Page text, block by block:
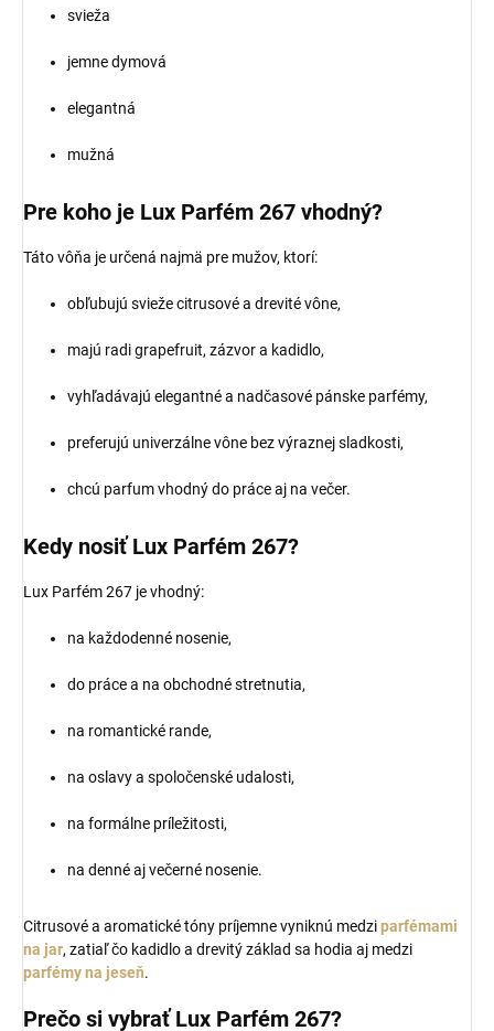
svieža
jemne dymová
elegantná
mužná
Pre koho je Lux Parfém 267 vhodný?
Táto vôňa je určená najmä pre mužov, ktorí:
obľubujú svieže citrusové a drevité vône,
majú radi grapefruit, zázvor a kadidlo,
vyhľadávajú elegantné a nadčasové pánske parfémy,
preferujú univerzálne vône bez výraznej sladkosti,
chcú parfum vhodný do práce aj na večer.
Kedy nosiť Lux Parfém 267?
Lux Parfém 267 je vhodný:
na každodenné nosenie,
do práce a na obchodné stretnutia,
na romantické rande,
na oslavy a spoločenské udalosti,
na formálne príležitosti,
na denné aj večerné nosenie.
Citrusové a aromatické tóny príjemne vyniknú medziparfémami
na jar, zatiaľ čo kadidlo a drevitý základ sa hodia aj medzi
parfémy na jeseň.
Prečo si vybrať Lux Parfém 267?